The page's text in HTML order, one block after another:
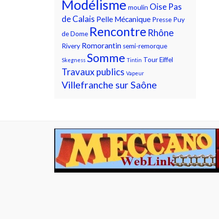
Modélisme moulin Oise Pas
de Calais Pelle Mécanique Presse Puy
de Dome Rencontre Rhône
Rivery Romorantin semi-remorque
Skegness Somme Tintin Tour Eiffel
Travaux publics Vapeur
Villefranche sur Saône